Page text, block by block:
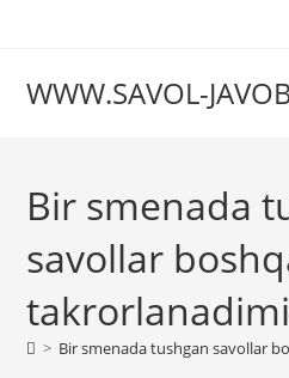
WWW.SAVOL-
Bir smenada
savollar
> Bir smenada tushgan savollar